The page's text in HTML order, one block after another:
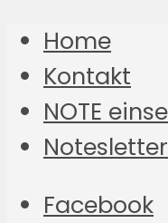
Home
Kontakt
NOTE
Notesletter
Facebook